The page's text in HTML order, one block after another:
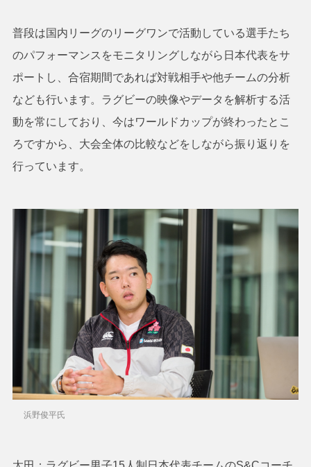
普段は国内リーグのリーグワンで活動している選手たち
のパフォーマンスをモニタリングしながら日本代表をサ
ポートし、合宿期間であれば対戦相手や他チームの分析
なども行います。ラグビーの映像やデータを解析する活
動を常にしており、今はワールドカップが終わったとこ
ろですから、大会全体の比較などをしながら振り返りを
行っています。
浜野俊平氏